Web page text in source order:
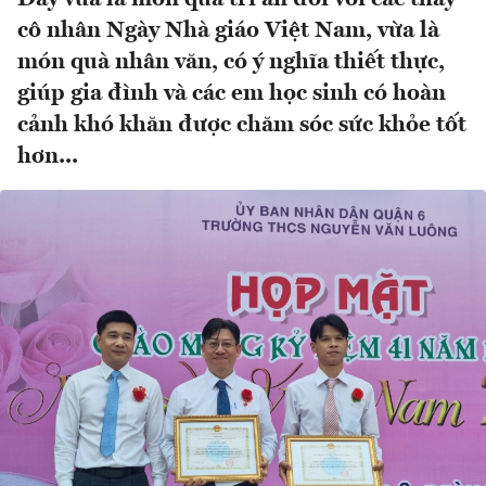
cô nhân Ngày Nhà giáo Việt Nam, vừa là
món quà nhân văn, có ý nghĩa thiết thực,
giúp gia đình và các em học sinh có hoàn
cảnh khó khăn được chăm sóc sức khỏe tốt
hơn...